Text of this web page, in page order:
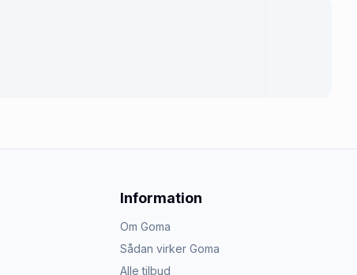
Information
Om Goma
Sådan virker Goma
Alle tilbud